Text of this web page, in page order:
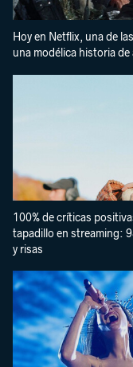
Hoy en Netflix, una de
una modélica historia
100% de críticas
tapadillo en streaming:
y risas